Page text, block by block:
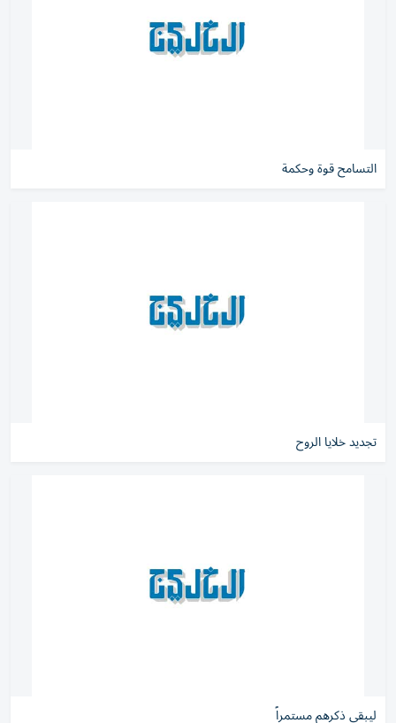
التسامح قوة وحكمة
تجديد خلايا الروح
ليبقى ذكرهم مستمراً